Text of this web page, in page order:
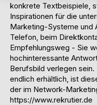
konkrete Textbeispiele,
Inspirationen für die
Marketing-Systeme und
Telefon, beim
Empfehlungsweg - Sie
hochinteressante
Berufsbild verlegen
endlich erhältlich, ist
der im Network-
https://www.rekrutier.de